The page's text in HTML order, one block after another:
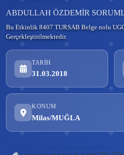
ABDULLAH ÖZDEMİR
Bu Etkinlik 8407 TURSAB Belge nolu
Gerçekleştirilmektedir.
TARIH
31.03.2018
KONUM
Milas/MUĞLA